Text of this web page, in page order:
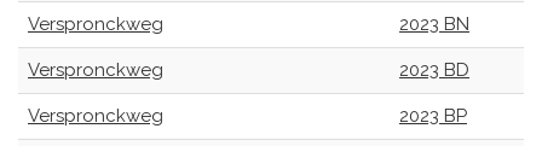
Verspronckweg 2023 BN
Verspronckweg 2023 BD
Verspronckweg 2023 BP